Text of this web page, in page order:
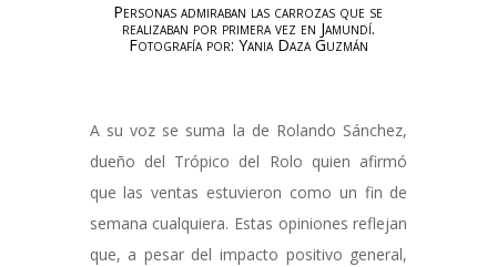
Personas admiraban las carrozas que se
realizaban por primera vez en Jamundí.
Fotografía por: Yania Daza Guzmán
A su voz se suma la de Rolando Sánchez,
dueño del Trópico del Rolo quien afirmó
que las ventas estuvieron como un fin de
semana cualquiera. Estas opiniones reflejan
que, a pesar del impacto positivo general,